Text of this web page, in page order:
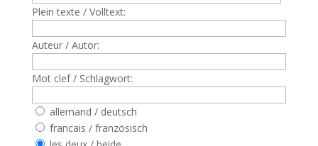
Plein texte / Volltext:
Auteur / Autor:
Mot clef / Schlagwort:
allemand / deutsch
francais / französisch